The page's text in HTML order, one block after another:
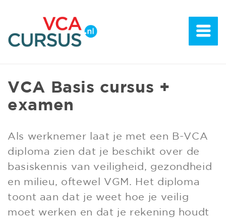
VCA Basis cursus +
examen
Als werknemer laat je met een B-VCA
diploma zien dat je beschikt over de
basiskennis van veiligheid, gezondheid
en milieu, oftewel VGM. Het diploma
toont aan dat je weet hoe je veilig
moet werken en dat je rekening houdt